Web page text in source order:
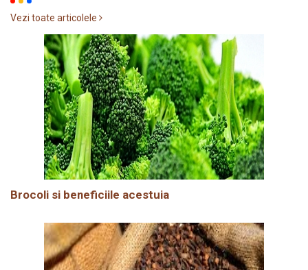
Vezi toate articolele
Brocoli si beneficiile acestuia